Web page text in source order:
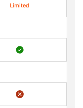
Limited